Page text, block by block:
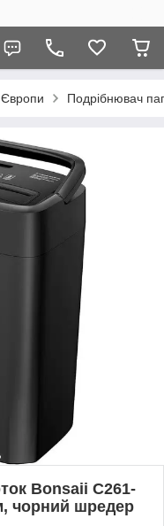
Подрібнювач
Bonsaii C261-
чорний шредер